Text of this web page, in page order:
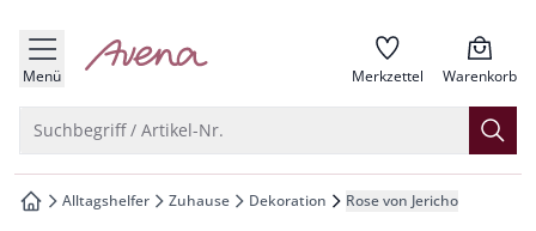
springen
springen
springen
springen
Menü zur Startseite Merkzettel Warenkorb
Suchbegriff / Artikel-Nr.
zur Startseite
Alltagshelfer Zuhause Dekoration Rose von Jericho